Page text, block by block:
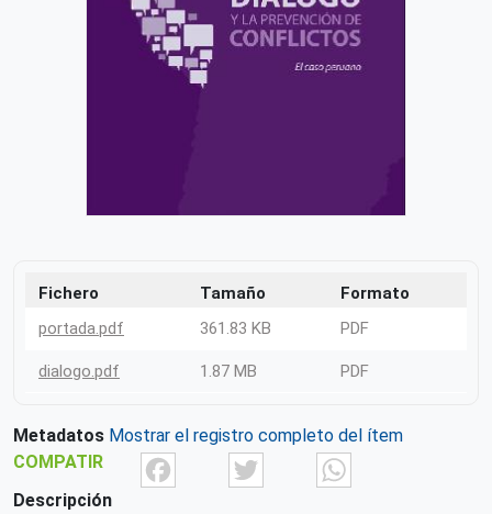
Fichero Tamaño
Formato
portada.pdf
361.83 KB PDF
dialogo.pdf 1.87 MB PDF
Metadatos Mostrar el registro completo del ítem
COMPATIR
FacebookTwitter
Descripción